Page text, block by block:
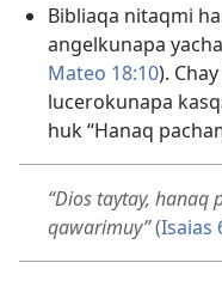
Bibliaqa nitaqmi
angelkunapa
Mateo 18:10).
lucerokunapa
huk “Hanaq
“Dios taytay,
qawarimuy”(Isaias